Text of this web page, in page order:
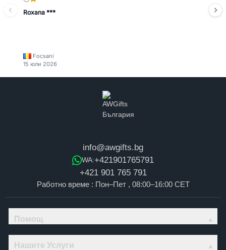
Roxana ***
Focsani
15 юли 2026
info@awgifts.bg
WA:+421901765791
+421 901 765 791
Работно време : Пон–Пет , 08:00–16:00 CET
Помощ
Нашите Услуги